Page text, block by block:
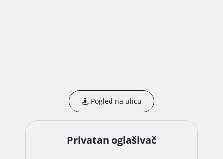
Pogled na ulicu
Privatan oglašivač